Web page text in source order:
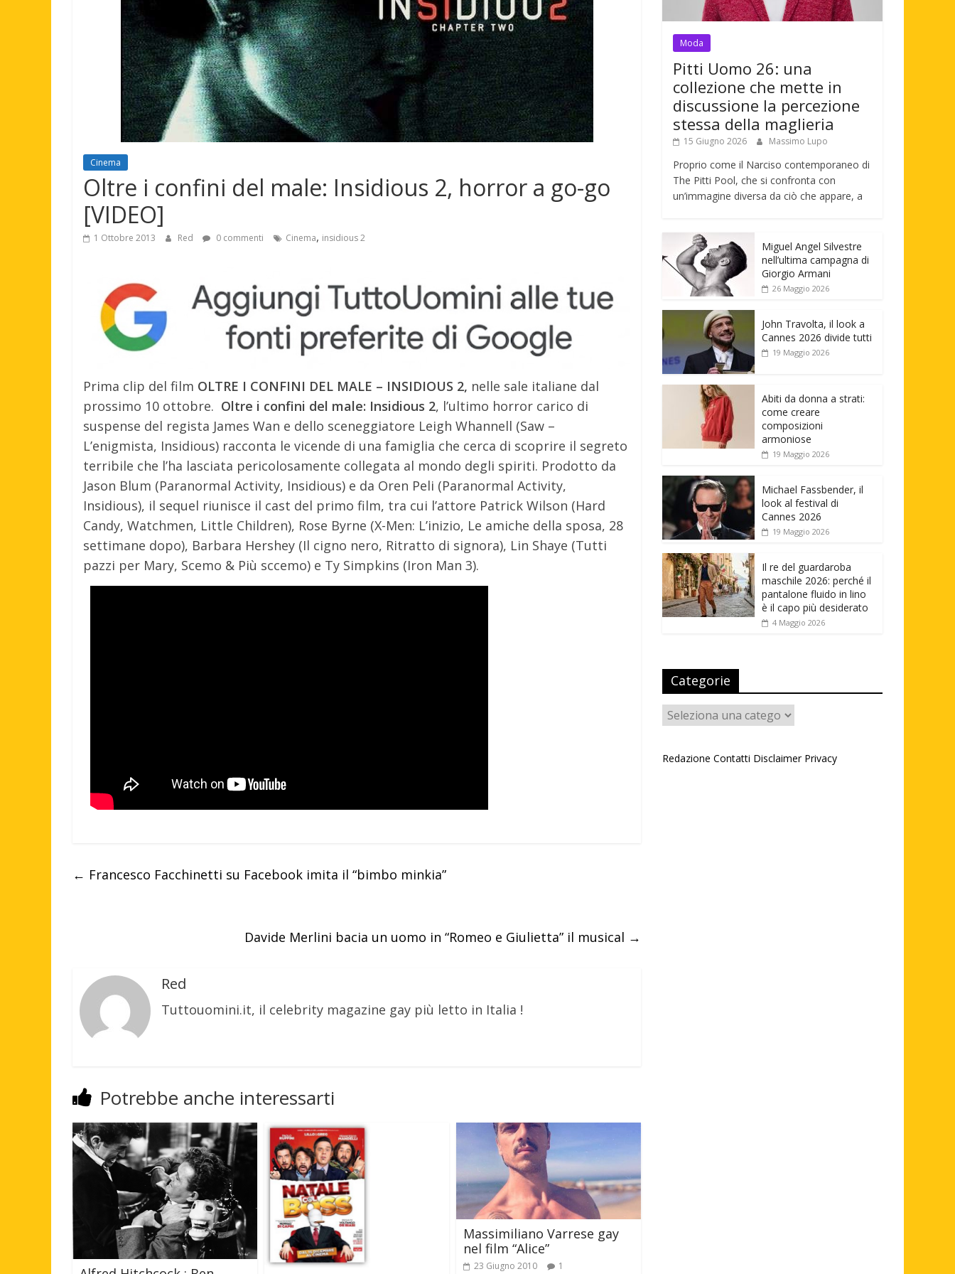
Cinema
Oltre i confini del male: Insidious 2, horror a go-go
[VIDEO]
1 Ottobre 2013 Red 0 commenti Cinema, insidious 2
Prima clip del film OLTRE I CONFINI DEL MALE – INSIDIOUS 2, nelle sale italiane dal
prossimo 10 ottobre. Oltre i confini del male: Insidious 2, l’ultimo horror carico di
suspense del regista James Wan e dello sceneggiatore Leigh Whannell (Saw –
L’enigmista, Insidious) racconta le vicende di una famiglia che cerca di scoprire il segreto
terribile che l’ha lasciata pericolosamente collegata al mondo degli spiriti. Prodotto da
Jason Blum (Paranormal Activity, Insidious) e da Oren Peli (Paranormal Activity,
Insidious), il sequel riunisce il cast del primo film, tra cui l’attore Patrick Wilson (Hard
Candy, Watchmen, Little Children), Rose Byrne (X-Men: L’inizio, Le amiche della sposa, 28
settimane dopo), Barbara Hershey (Il cigno nero, Ritratto di signora), Lin Shaye (Tutti
pazzi per Mary, Scemo & Più sccemo) e Ty Simpkins (Iron Man 3).
← Francesco Facchinetti su Facebook imita il “bimbo minkia”
Davide Merlini bacia un uomo in “Romeo e Giulietta” il musical →
Red
Tuttouomini.it, il celebrity magazine gay più letto in Italia !
Potrebbe anche interessarti
Massimiliano Varrese gay
nel film “Alice”
23 Giugno 2010 1
Moda
Pitti Uomo 26: una
collezione che mette in
discussione la percezione
stessa della maglieria
15 Giugno 2026 Massimo Lupo
Proprio come il Narciso contemporaneo di
The Pitti Pool, che si confronta con
un’immagine diversa da ciò che appare, a
Miguel Angel Silvestre
nell’ultima campagna di
Giorgio Armani
26 Maggio 2026
John Travolta, il look a
Cannes 2026 divide tutti
19 Maggio 2026
Abiti da donna a strati:
come creare
composizioni
armoniose
19 Maggio 2026
Michael Fassbender, il
look al festival di
Cannes 2026
19 Maggio 2026
Il re del guardaroba
maschile 2026: perché il
pantalone fluido in lino
è il capo più desiderato
4 Maggio 2026
Categorie
Categorie
Redazione Contatti Disclaimer Privacy